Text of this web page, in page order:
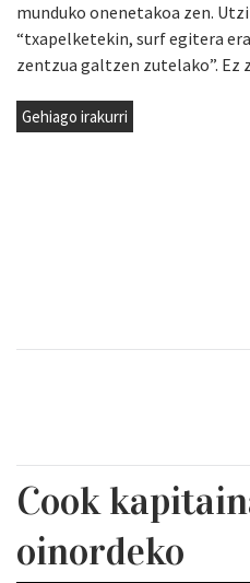
munduko onenetakoa zen.
“txapelketekin, surf egitera
zentzua galtzen zutelako”.
Gehiago irakurri
Cook
oinordeko